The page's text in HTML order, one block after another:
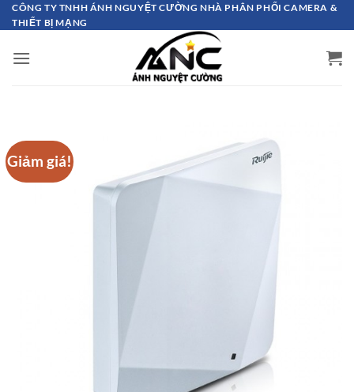
Bỏ
qua
dung
CÔNG TY TNHH ÁNH NGUYỆT CƯỜNG NHÀ PHÂN PHỐI CAMERA &
THIẾT BỊ MẠNG
Giảm giá!